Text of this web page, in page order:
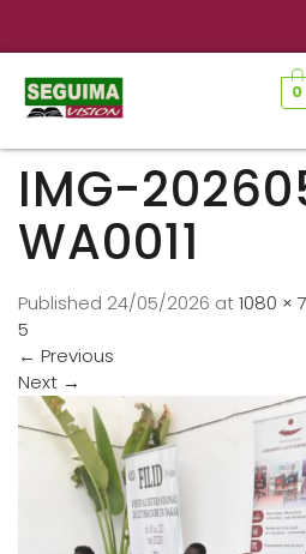
0
IMG-
WA0011
Published 24/05/2026 at1080 ×
5
← Previous
Next →